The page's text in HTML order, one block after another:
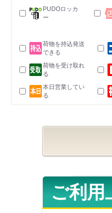
PUDOロッカ
ー
荷物を持込発送
できる
荷物を受け取れ
る
本日営業してい
る
ご利用